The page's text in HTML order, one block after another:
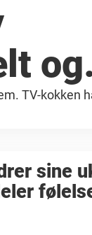
TV-kokken
sine